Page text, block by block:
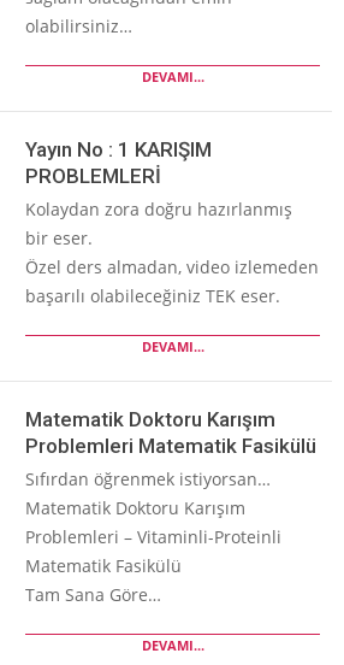
olabilirsiniz…
DEVAMI...
Yayın No : 1 KARIŞIM
PROBLEMLERİ
Kolaydan zora doğru hazırlanmış
bir eser.
Özel ders almadan, video izlemeden
başarılı olabileceğiniz TEK eser.
DEVAMI...
Matematik Doktoru Karışım
Problemleri Matematik Fasikülü
Sıfırdan öğrenmek istiyorsan…
Matematik Doktoru Karışım
Problemleri – Vitaminli-Proteinli
Matematik Fasikülü
Tam Sana Göre…
DEVAMI...